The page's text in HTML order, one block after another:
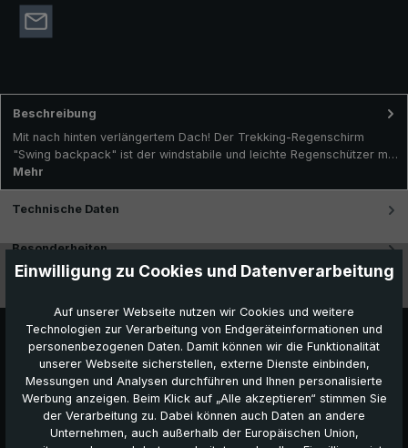
Beschreibung
Mit nach hinten verlängertem Dach! Der Trekking-Regenschirm
"Swing backpack" ist der windstabile und leichte Regenschützer m…
Mehr
Technische Daten
Besonderheiten
Einwilligung zu Cookies und Datenverarbeitung
Auf unserer Webseite nutzen wir Cookies und weitere
Technologien zur Verarbeitung von Endgeräteinformationen und
personenbezogenen Daten. Damit können wir die Funktionalität
unserer Webseite sicherstellen, externe Dienste einbinden,
Messungen und Analysen durchführen und Ihnen personalisierte
Werbung anzeigen. Beim Klick auf „Alle akzeptieren“ stimmen Sie
der Verarbeitung zu. Dabei können auch Daten an andere
Unternehmen, auch außerhalb der Europäischen Union,